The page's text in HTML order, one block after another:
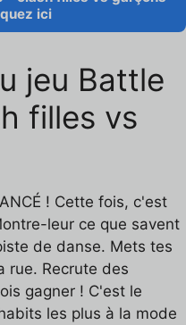
ici
jeu Battle
filles vs
! Cette fois, c'est
leur ce que savent
de danse. Mets tes
rue. Recrute des
gagner ! C'est le
les plus à la mode